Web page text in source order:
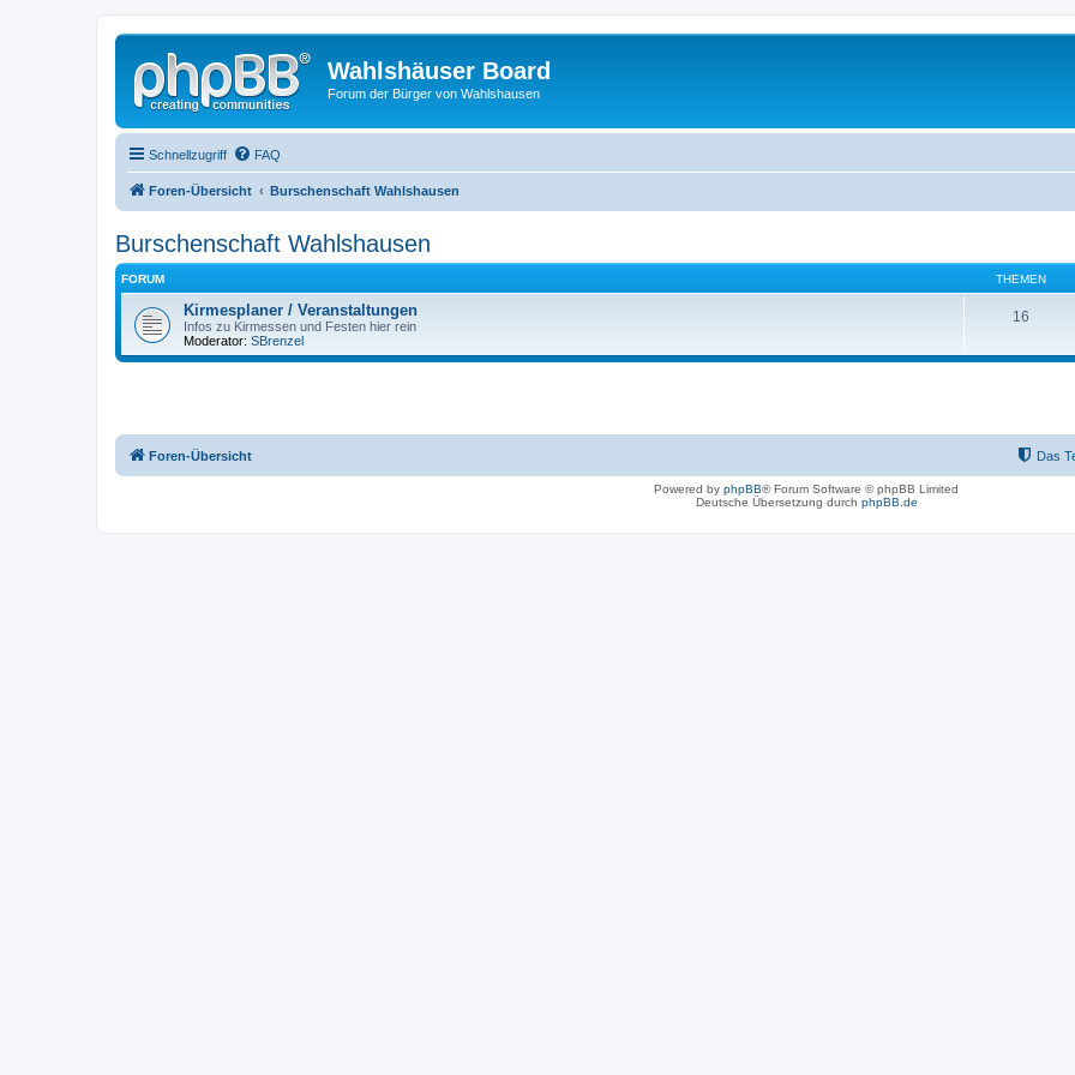
Wahlshäuser Board
Forum der Bürger von Wahlshausen
Schnellzugriff FAQ
Foren-Übersicht Burschenschaft Wahlshausen
Burschenschaft Wahlshausen
FORUM THEMEN
Kirmesplaner / Veranstaltungen
Infos zu Kirmessen und Festen hier rein
Moderator: SBrenzel
16
Foren-Übersicht Das
Powered by phpBB® Forum Software © phpBB Limited
Deutsche Übersetzung durch phpBB.de